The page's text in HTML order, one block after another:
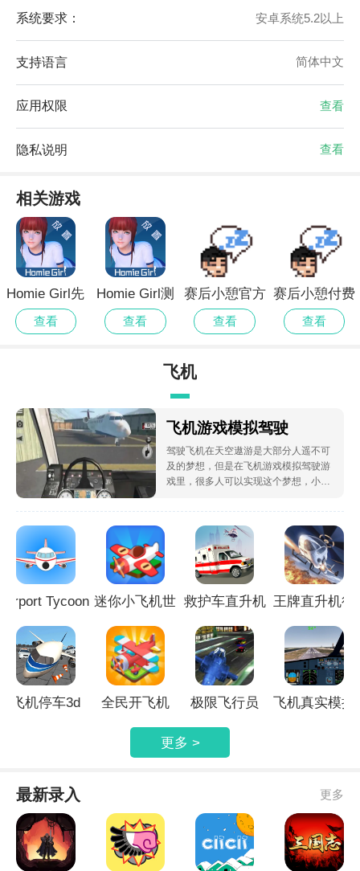
系统要求： 安卓系统5.2以上
支持语言 简体中文
应用权限 查看
隐私说明 查看
相关游戏
Homie Girl先
行服
查看
Homie Girl测
试版
查看
赛后小憩官方
版
查看
赛后小憩付费
版
查看
飞机
飞机游戏模拟驾驶
驾驶飞机在天空遨游是大部分人遥不可
及的梦想，但是在飞机游戏模拟驾驶游
戏里，很多人可以实现这个梦想，小编
戏。
Airport Tycoon 迷你小飞机世 救护车直升机 王牌直升机行
飞机停车3d 全民开飞机 极限飞行员 飞机真实模拟
更多 >
最新录入 更多